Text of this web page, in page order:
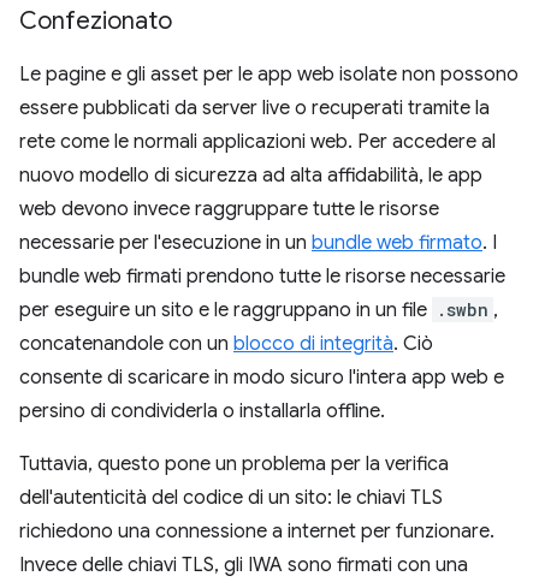
Confezionato
Le pagine e gli asset per le app web isolate non possono
essere pubblicati da server live o recuperati tramite la
rete come le normali applicazioni web. Per accedere al
nuovo modello di sicurezza ad alta affidabilità, le app
web devono invece raggruppare tutte le risorse
necessarie per l'esecuzione in un bundle web firmato. I
bundle web firmati prendono tutte le risorse necessarie
per eseguire un sito e le raggruppano in un file .swbn ,
concatenandole con un blocco di integrità. Ciò
consente di scaricare in modo sicuro l'intera app web e
persino di condividerla o installarla offline.
Tuttavia, questo pone un problema per la verifica
dell'autenticità del codice di un sito: le chiavi TLS
richiedono una connessione a internet per funzionare.
Invece delle chiavi TLS, gli IWA sono firmati con una